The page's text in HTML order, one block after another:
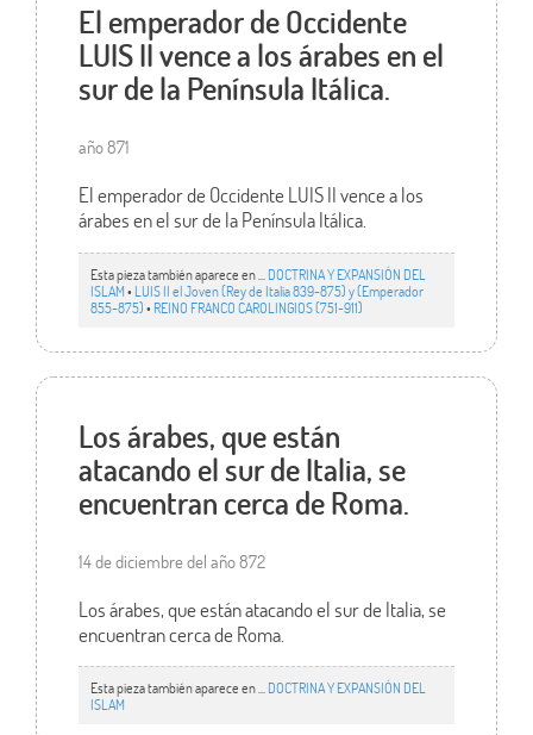
El emperador de Occidente
LUIS II vence a los árabes en el
sur de la Península Itálica.
año 871
El emperador de Occidente LUIS II vence a los
árabes en el sur de la Península Itálica.
Esta pieza también aparece en ... DOCTRINA Y EXPANSIÓN DEL
ISLAM• LUIS II el Joven (Rey de Italia 839-875) y (Emperador
855-875)• REINO FRANCO CAROLINGIOS (751-911)
Los árabes, que están
atacando el sur de Italia, se
encuentran cerca de Roma.
14 de diciembre del año 872
Los árabes, que están atacando el sur de Italia, se
encuentran cerca de Roma.
Esta pieza también aparece en ... DOCTRINA Y EXPANSIÓN DEL
ISLAM